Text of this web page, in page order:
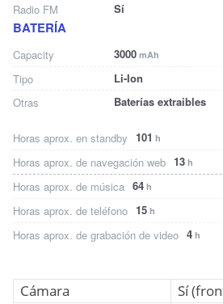
Radio FM
Sí
BATERÍA
Capacity 3000 mAh
Tipo
Li-Ion
Otras
Baterías extraibles
Horas aprox. en standby 101 h
Horas aprox. de navegación web 13 h
Horas aprox. de música 64 h
Horas aprox. de teléfono 15 h
Horas aprox. de grabación de video 4 h
Cámara
Sí